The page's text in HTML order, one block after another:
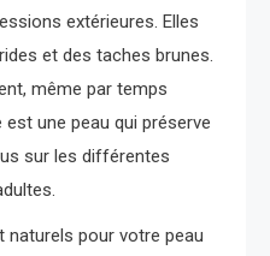
extérieures. Elles
et des taches brunes.
même par temps
est une peau qui préserve
sur les différentes
naturels pour votre peau